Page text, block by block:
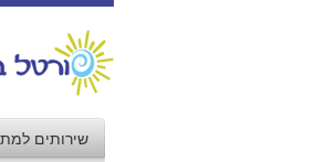
שירותים